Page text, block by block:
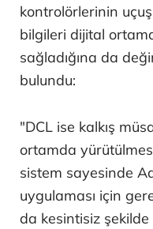
kontrolörlerinin
bilgileri dijital
sağladığına da
bulundu:
"DCL ise kalkış
ortamda
sistem sayesinde
uygulaması için
da kesintisiz şekilde